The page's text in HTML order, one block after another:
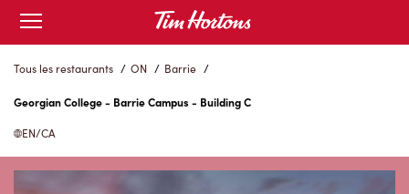
Skip
Content
Open
mobile
menu
Tous les restaurants / ON / Barrie /
Georgian College - Barrie Campus - Building C
EN/CA